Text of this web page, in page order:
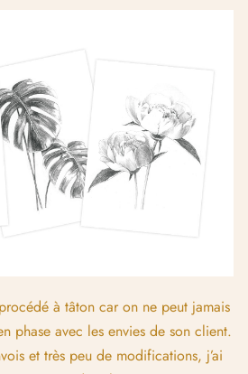
de modifications que j’ai reçu
”finale” – My favorite so
”finale” – Approved.
tweaks. Desaturate a bit.
be more turquoise & the